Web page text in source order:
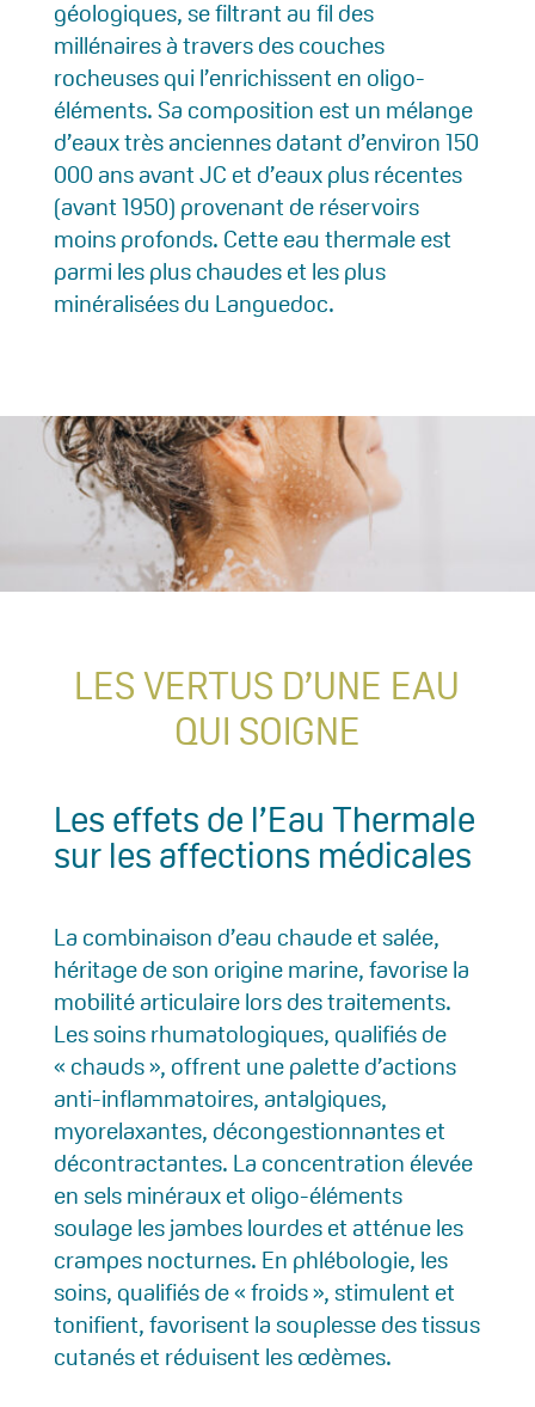
géologiques, se filtrant au fil des
millénaires à travers des couches
rocheuses qui l’enrichissent en oligo-
éléments. Sa composition est un mélange
d’eaux très anciennes datant d’environ 150
000 ans avant JC et d’eaux plus récentes
(avant 1950) provenant de réservoirs
moins profonds. Cette eau thermale est
parmi les plus chaudes et les plus
minéralisées du Languedoc.
LES VERTUS D’UNE EAU
QUI SOIGNE
Les effets de l’Eau Thermale
sur les affections médicales
La combinaison d’eau chaude et salée,
héritage de son origine marine, favorise la
mobilité articulaire lors des traitements.
Les soins rhumatologiques, qualifiés de
« chauds », offrent une palette d’actions
anti-inflammatoires, antalgiques,
myorelaxantes, décongestionnantes et
décontractantes. La concentration élevée
en sels minéraux et oligo-éléments
soulage les jambes lourdes et atténue les
crampes nocturnes. En phlébologie, les
soins, qualifiés de « froids », stimulent et
tonifient, favorisent la souplesse des tissus
cutanés et réduisent les œdèmes.